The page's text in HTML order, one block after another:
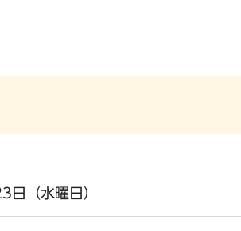
日（水曜日）